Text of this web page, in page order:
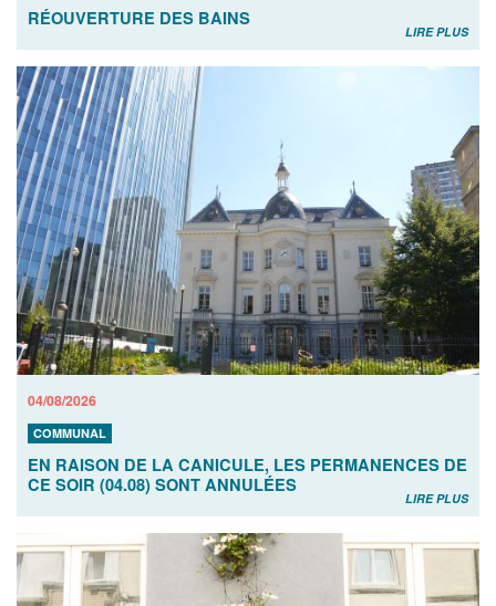
RÉOUVERTURE DES BAINS
LIRE PLUS
04/08/2026
COMMUNAL
EN RAISON DE LA CANICULE, LES PERMANENCES DE
CE SOIR (04.08) SONT ANNULÉES
LIRE PLUS